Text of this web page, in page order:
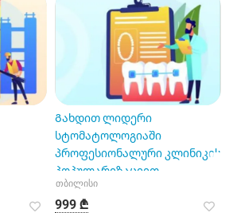
Გახდით ლიდერი
სტომატოლოგიაში
პროფესიონალური კლინიკის
პოპულარიზაციით
თბილისი
999 ₾